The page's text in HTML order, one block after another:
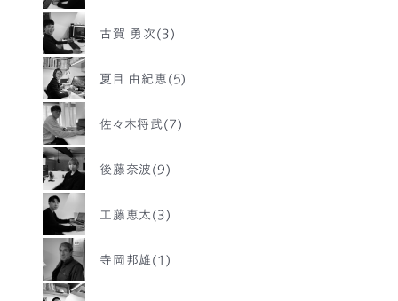
古賀 勇次(3)
夏目 由紀恵(5)
佐々木将武(7)
後藤奈波(9)
工藤恵太(3)
寺岡邦雄(1)